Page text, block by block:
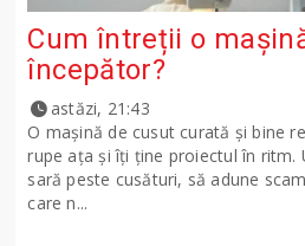
Cum întreții o
începător?
astăzi, 21:43
O mașină de cusut curată și bine
rupe ața și îți ține proiectul în ritm.
sară peste cusături, să adune
care n...